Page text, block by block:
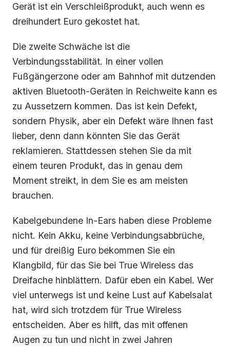
Gerät ist ein Verschleißprodukt, auch wenn es
dreihundert Euro gekostet hat.
Die zweite Schwäche ist die
Verbindungsstabilität. In einer vollen
Fußgängerzone oder am Bahnhof mit dutzenden
aktiven Bluetooth-Geräten in Reichweite kann es
zu Aussetzern kommen. Das ist kein Defekt,
sondern Physik, aber ein Defekt wäre Ihnen fast
lieber, denn dann könnten Sie das Gerät
reklamieren. Stattdessen stehen Sie da mit
einem teuren Produkt, das in genau dem
Moment streikt, in dem Sie es am meisten
brauchen.
Kabelgebundene In-Ears haben diese Probleme
nicht. Kein Akku, keine Verbindungsabbrüche,
und für dreißig Euro bekommen Sie ein
Klangbild, für das Sie bei True Wireless das
Dreifache hinblättern. Dafür eben ein Kabel. Wer
viel unterwegs ist und keine Lust auf Kabelsalat
hat, wird sich trotzdem für True Wireless
entscheiden. Aber es hilft, das mit offenen
Augen zu tun und nicht in zwei Jahren